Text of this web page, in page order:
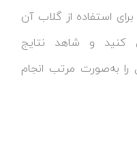
استفاده از گلاب آن
و شاهد نتایج
به‌صورت مرتب انجام